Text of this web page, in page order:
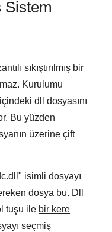
Sistem
sıkıştırılmış bir
Kurulumu
dll dosyasını
Bu yüzden
üzerine çift
" isimli dosyayı
dosya bu. Dll
tuşu ile bir kere
seçmiş